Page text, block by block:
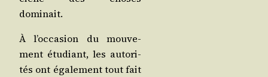
dominait.
À l’oc­ca­sion du mou­ve­
ment étu­diant, les auto­ri­
tés ont éga­le­ment tout fait